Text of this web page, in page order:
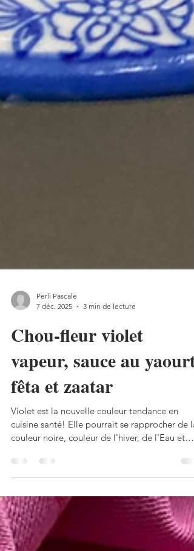
7 déc. 2025
3 min de lecture
Chou-fleur violet
vapeur, sauce au yaourt,
fêta et zaatar
Violet est la nouvelle couleur tendance en
cuisine santé! Elle pourrait se rapprocher de la
bénéfique aux Reins! Je vous en ai parlé, lors
mon article " Se booster avec la couleur noire
en hiver! ". Vous vous demandiez bien alors ce
que j’allais bien pouvoir cuisiner avec mon joli